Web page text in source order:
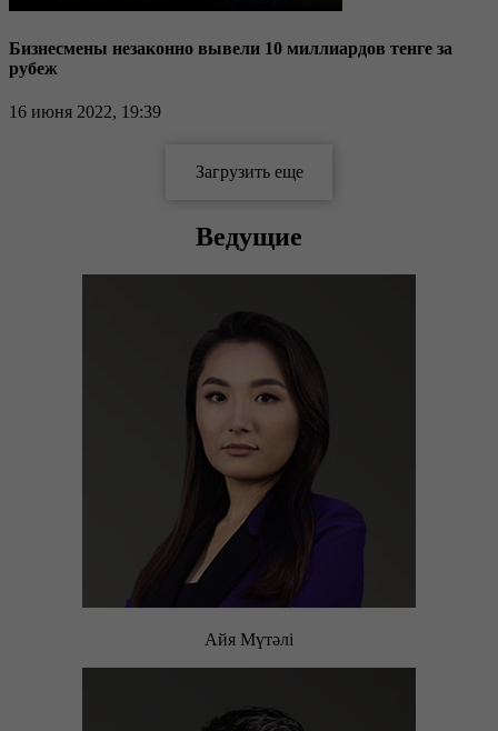
Бизнесмены незаконно вывели 10 миллиардов тенге за
рубеж
16 июня 2022, 19:39
Ведущие
Айя Мүтәлі